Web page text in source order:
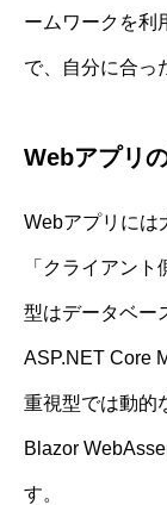
ームワークを利
で、自分に合っ
Webアプリ
Webアプリには
「クライアン
型はデータベー
ASP.NET Core
重視型では動的
Blazor
す。